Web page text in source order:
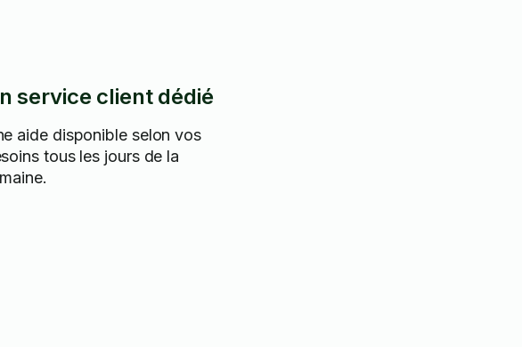
service client dédié
aide disponible selon vos
tous les jours de la